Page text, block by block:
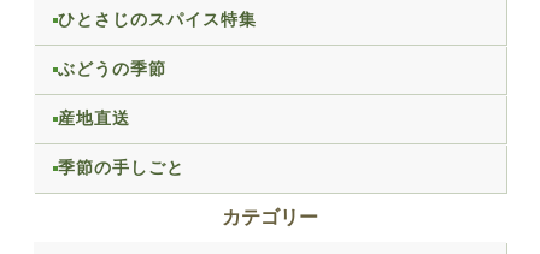
ひとさじのスパイス特集
ぶどうの季節
産地直送
季節の手しごと
カテゴリー